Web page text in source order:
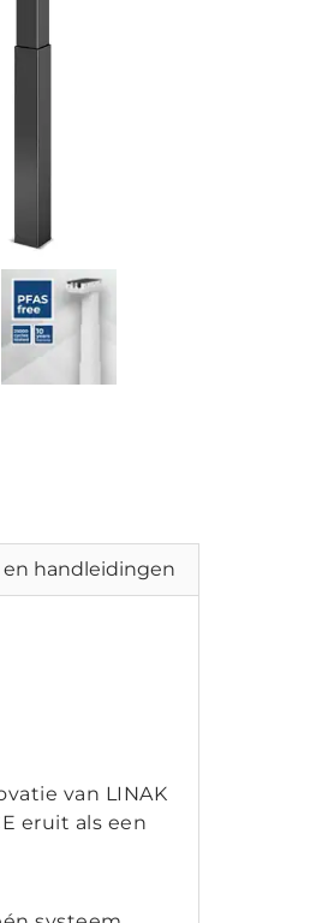
en handleidingen
van LINAK
eruit als een